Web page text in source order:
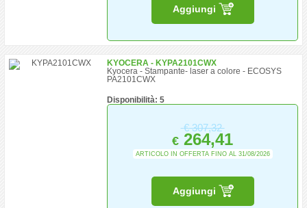
Aggiungi
KYOCERA - KYPA2101CWX
Kyocera - Stampante- laser a colore - ECOSYS
PA2101CWX
Disponibilità: 5
€307,32
€ 264,41
ARTICOLO IN OFFERTA FINO AL 31/08/2026
Aggiungi